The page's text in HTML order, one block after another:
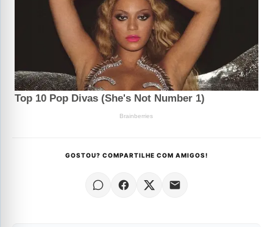
GOSTOU? COMPARTILHE COM AMIGOS!